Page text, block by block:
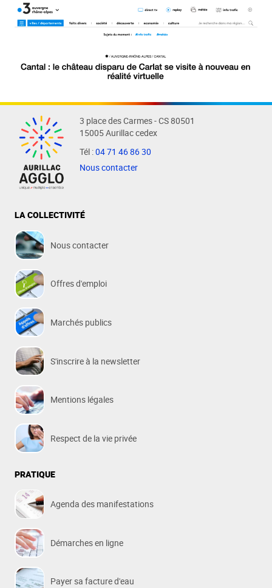
3 place des Carmes - CS 80501
15005 Aurillac cedex
Tél :04 71 46 86 30
Nous contacter
LA COLLECTIVITÉ
Nous contacter
Offres d'emploi
Marchés publics
S'inscrire à la newsletter
Mentions légales
Respect de la vie privée
PRATIQUE
Agenda des manifestations
Démarches en ligne
Payer sa facture d'eau